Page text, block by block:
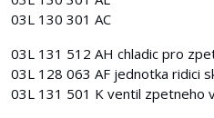
03L 130 301 AC
03L 131 512 AH chladic pro
03L 128 063 AF jednotka ridici
03L 131 501 K ventil zpetneho